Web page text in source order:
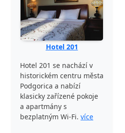
Hotel 201
Hotel 201 se nachází v
historickém centru města
Podgorica a nabízí
klasicky zařízené pokoje
a apartmány s
bezplatným Wi-Fi. více